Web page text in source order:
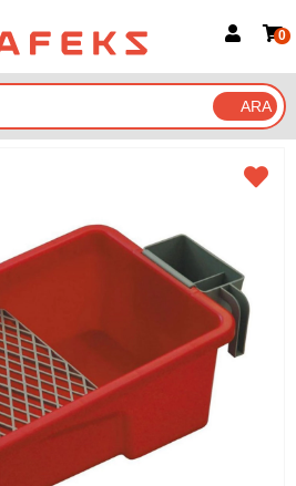
Google İle Bağlan
0